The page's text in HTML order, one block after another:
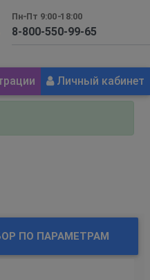
Пн-Пт 9:00-18:00
Личный кабинет
ПО ПАРАМЕТРАМ